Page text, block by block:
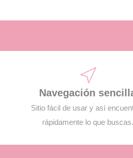
Navegación
Sitio fácil de usar y así
rápidamente lo que buscas.